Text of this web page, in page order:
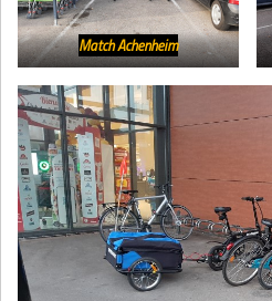
Match Achenheim